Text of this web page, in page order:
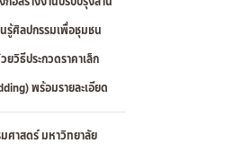
รู้ศิลปกรรมเพื่อชุมชน
ยวิธีประกวดราคาเล็ก
พร้อมรายละเอียด
ศาสตร์ มหาวิทยาลัย